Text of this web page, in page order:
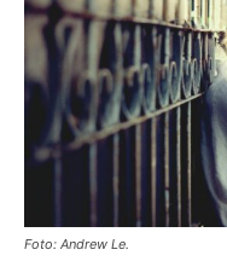
Foto: Andrew Le.